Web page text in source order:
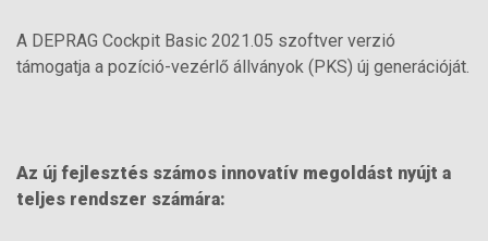
A DEPRAG Cockpit Basic 2021.05 szoftver verzió
támogatja a pozíció-vezérlő állványok (PKS) új generációját.
Az új fejlesztés számos innovatív megoldást nyújt a
teljes rendszer számára: